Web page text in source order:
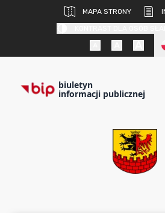
MAPA STRONY
biuletyn
informacji publicznej